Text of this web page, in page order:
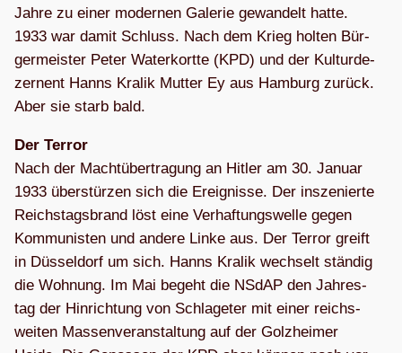
Jahre zu einer moder­nen Gale­rie gewan­delt hatte.
1933 war damit Schluss. Nach dem Krieg hol­ten Bür­
ger­meis­ter Peter Water­kortte (KPD) und der Kul­tur­de­
zer­nent Hanns Kra­lik Mut­ter Ey aus Ham­burg zurück.
Aber sie starb bald.
Der Ter­ror
Nach der Macht­über­tra­gung an Hit­ler am 30. Januar
1933 über­stür­zen sich die Ereig­nisse. Der insze­nierte
Reichs­tags­brand löst eine Ver­haf­tungs­welle gegen
Kom­mu­nis­ten und andere Linke aus. Der Ter­ror greift
in Düs­sel­dorf um sich. Hanns Kra­lik wech­selt stän­dig
die Woh­nung. Im Mai begeht die NSdAP den Jah­res­
tag der Hin­rich­tung von Schla­ge­ter mit einer reichs­
wei­ten Mas­sen­ver­an­stal­tung auf der Golz­hei­mer